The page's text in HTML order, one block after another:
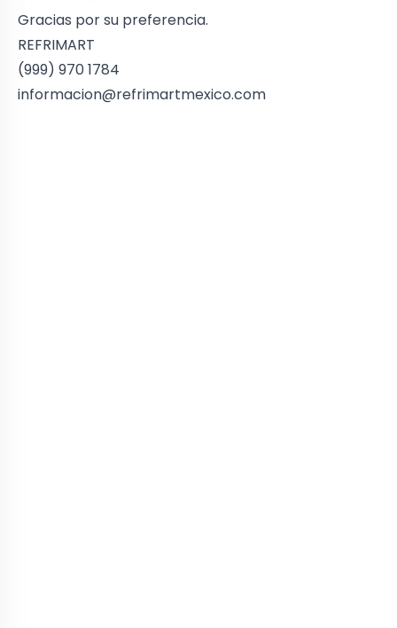
Gracias por su preferencia.
REFRIMART
(999) 970 1784
informacion@refrimartmexico.com